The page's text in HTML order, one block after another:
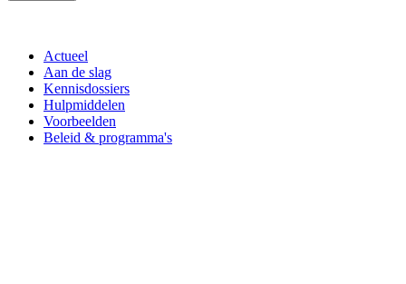
Actueel
Aan de slag
Kennisdossiers
Hulpmiddelen
Voorbeelden
Beleid & programma's